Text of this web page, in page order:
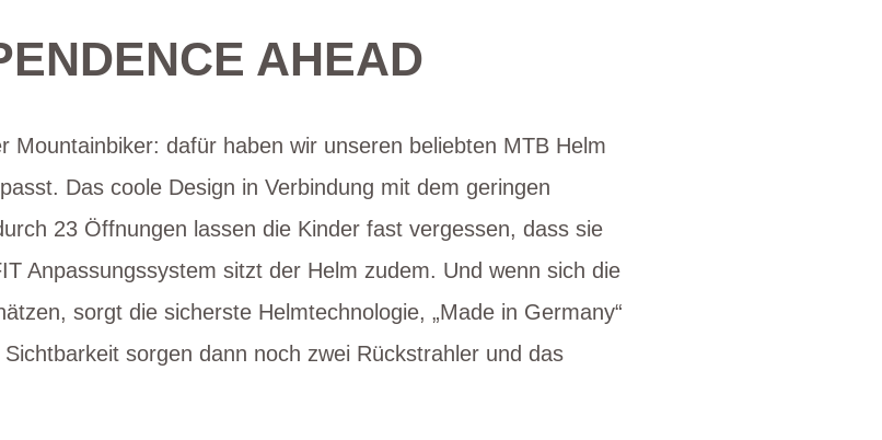
AHEAD
Mountainbiker: dafür haben wir unseren beliebten MTB Helm
Das coole Design in Verbindung mit dem geringen
23 Öffnungen lassen die Kinder fast vergessen, dass sie
Anpassungssystem sitzt der Helm zudem. Und wenn sich die
sorgt die sicherste Helmtechnologie, „Made in Germany“
sorgen dann noch zwei Rückstrahler und das